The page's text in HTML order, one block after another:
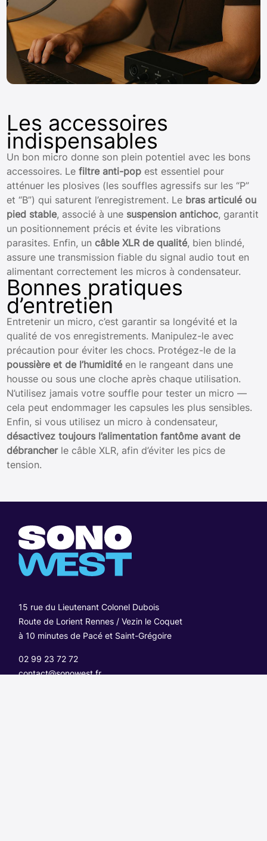
Les accessoires
indispensables
Un bon micro donne son plein potentiel avec les bons
accessoires. Lefiltre anti-pop est essentiel pour
atténuer les plosives (les souffles agressifs sur les “P”
et “B”) qui saturent l’enregistrement. Le bras articulé ou
pied stable, associé à une suspension antichoc, garantit
un positionnement précis et évite les vibrations
parasites. Enfin, uncâble XLR de qualité, bien blindé,
assure une transmission fiable du signal audio tout en
alimentant correctement les micros à condensateur.
Bonnes pratiques
d’entretien
Entretenir un micro, c’est garantir sa longévité et la
qualité de vos enregistrements. Manipulez-le avec
précaution pour éviter les chocs. Protégez-le de la
poussière et de l’humidité en le rangeant dans une
housse ou sous une cloche après chaque utilisation.
N’utilisez jamais votre souffle pour tester un micro —
cela peut endommager les capsules les plus sensibles.
Enfin, si vous utilisez un micro à condensateur,
désactivez toujours l’alimentation fantôme avant de
débrancherle câble XLR, afin d’éviter les pics de
tension.
15 rue du Lieutenant Colonel Dubois
Route de Lorient Rennes / Vezin le Coquet
à 10 minutes de Pacé et Saint-Grégoire
02 99 23 72 72
contact@sonowest.fr